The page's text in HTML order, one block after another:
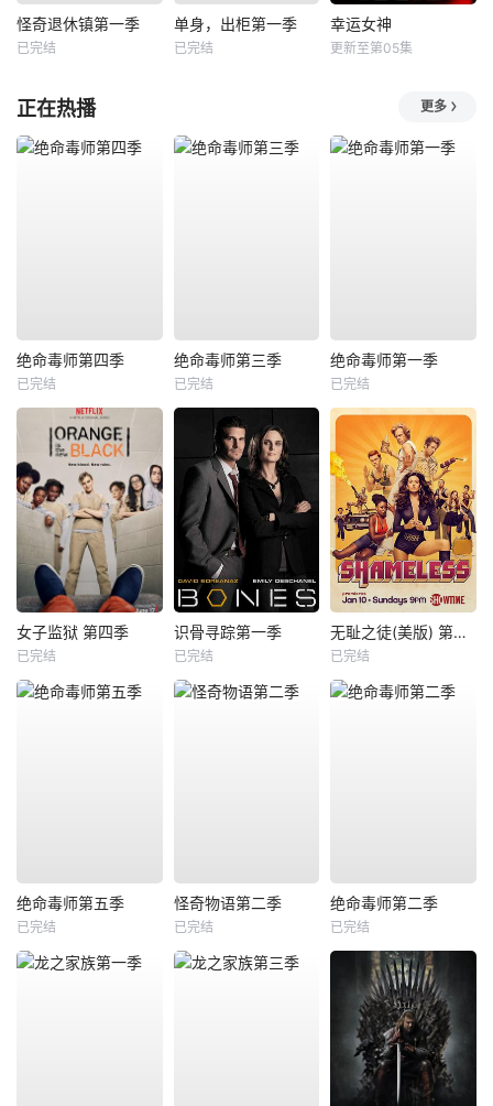
怪奇退休镇第一季
已完结
单身，出柜第一季
已完结
幸运女神
更新至第05集
正在热播 更多
绝命毒师第四季
已完结
绝命毒师第三季
已完结
绝命毒师第一季
已完结
女子监狱 第四季
已完结
识骨寻踪第一季
已完结
无耻之徒(美版) 第六季
已完结
绝命毒师第五季
已完结
怪奇物语第二季
已完结
绝命毒师第二季
已完结